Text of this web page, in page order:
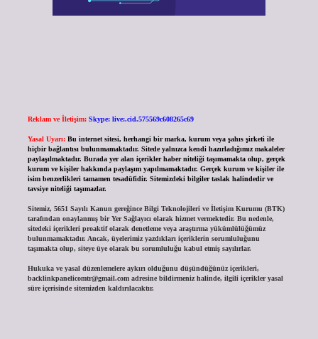
Reklam ve İletişim: Skype: live:.cid.575569c608265c69
Yasal Uyarı: Bu internet sitesi, herhangi bir marka, kurum veya şahıs şirketi ile
hiçbir bağlantısı bulunmamaktadır. Sitede yalnızca kendi hazırladığımız makaleler
paylaşılmaktadır. Burada yer alan içerikler haber niteliği taşımamakta olup, gerçek
kurum ve kişiler hakkında paylaşım yapılmamaktadır. Gerçek kurum ve kişiler ile
isim benzerlikleri tamamen tesadüfidir. Sitemizdeki bilgiler taslak halindedir ve
tavsiye niteliği taşımazlar.
Sitemiz, 5651 Sayılı Kanun gereğince Bilgi Teknolojileri ve İletişim Kurumu (BTK)
tarafından onaylanmış bir Yer Sağlayıcı olarak hizmet vermektedir. Bu nedenle,
sitedeki içerikleri proaktif olarak denetleme veya araştırma yükümlülüğümüz
bulunmamaktadır. Ancak, üyelerimiz yazdıkları içeriklerin sorumluluğunu
taşımakta olup, siteye üye olarak bu sorumluluğu kabul etmiş sayılırlar.
Hukuka ve yasal düzenlemelere aykırı olduğunu düşündüğünüz içerikleri,
backlinkpanelicomtr@gmail.comadresine bildirmeniz halinde, ilgili içerikler yasal
süre içerisinde sitemizden kaldırılacaktır.